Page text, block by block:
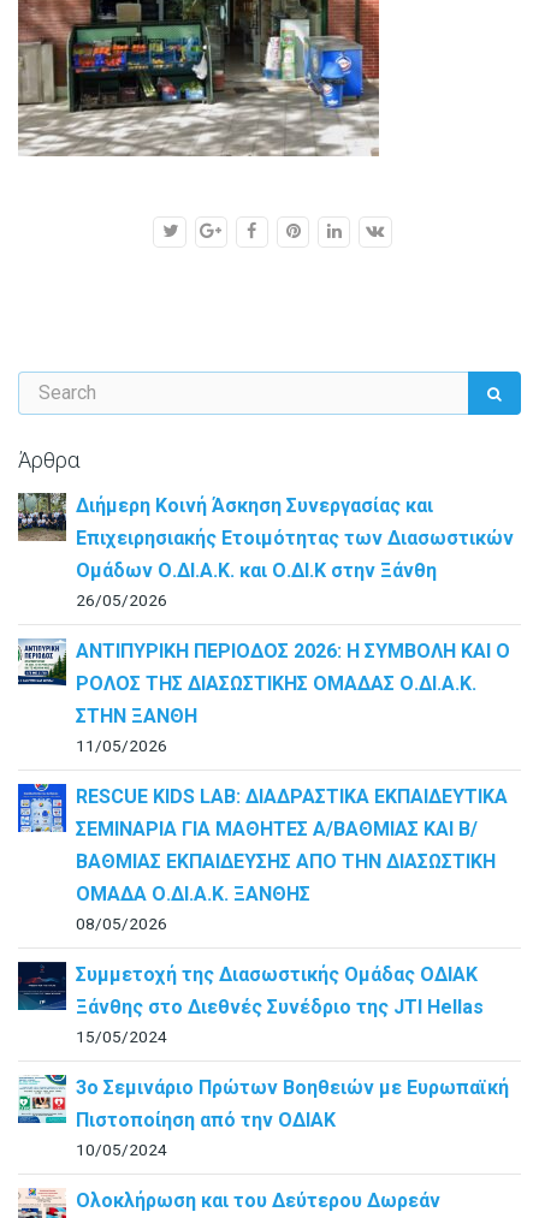
Άρθρα
Διήμερη Κοινή Άσκηση Συνεργασίας και
Επιχειρησιακής Ετοιμότητας των Διασωστικών
Ομάδων Ο.ΔΙ.Α.Κ. και Ο.ΔΙ.Κ στην Ξάνθη
26/05/2026
ΑΝΤΙΠΥΡΙΚΗ ΠΕΡΙΟΔΟΣ 2026: Η ΣΥΜΒΟΛΗ ΚΑΙ Ο
ΡΟΛΟΣ ΤΗΣ ΔΙΑΣΩΣΤΙΚΗΣ ΟΜΑΔΑΣ Ο.ΔΙ.Α.Κ.
ΣΤΗΝ ΞΑΝΘΗ
11/05/2026
RESCUE KIDS LAB: ΔΙAΔΡΑΣΤΙΚΑ ΕΚΠΑΙΔΕΥΤΙΚΑ
ΣΕΜΙΝΑΡΙΑ ΓΙΑ ΜΑΘΗΤΕΣ Α/ΒΑΘΜΙΑΣ ΚΑΙ Β/
ΒΑΘΜΙΑΣ ΕΚΠΑΙΔΕΥΣΗΣ ΑΠΟ ΤΗΝ ΔΙΑΣΩΣΤΙΚΗ
ΟΜΑΔΑ Ο.ΔΙ.Α.Κ. ΞΑΝΘΗΣ
08/05/2026
Συμμετοχή της Διασωστικής Ομάδας ΟΔΙΑΚ
Ξάνθης στο Διεθνές Συνέδριο της JTI Hellas
15/05/2024
3ο Σεμινάριο Πρώτων Βοηθειών με Ευρωπαϊκή
Πιστοποίηση από την ΟΔΙΑΚ
10/05/2024
Ολοκλήρωση και του Δεύτερου Δωρεάν